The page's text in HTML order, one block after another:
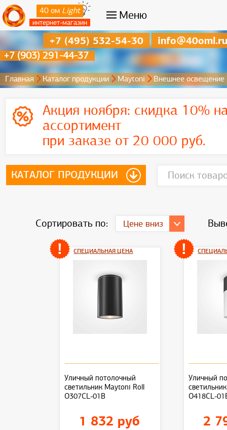
40 ом Light
интернет-магазин
Меню
+7 (903) 291-44-37
+7 (495) 532-54-30 info@40oml.ru
Главная Каталог продукции Maytoni Внешнее освещение
Акция ноября: скидка 10%
ассортимент
при заказе от 20 000 руб.
КАТАЛОГ ПРОДУКЦИИ
Сортировать по: Цене вниз
СПЕЦИАЛЬНАЯ ЦЕНА
Уличный потолочный
светильник Maytoni Roll
O307CL-01B
1 832 руб
Уличный
O418CL-
2